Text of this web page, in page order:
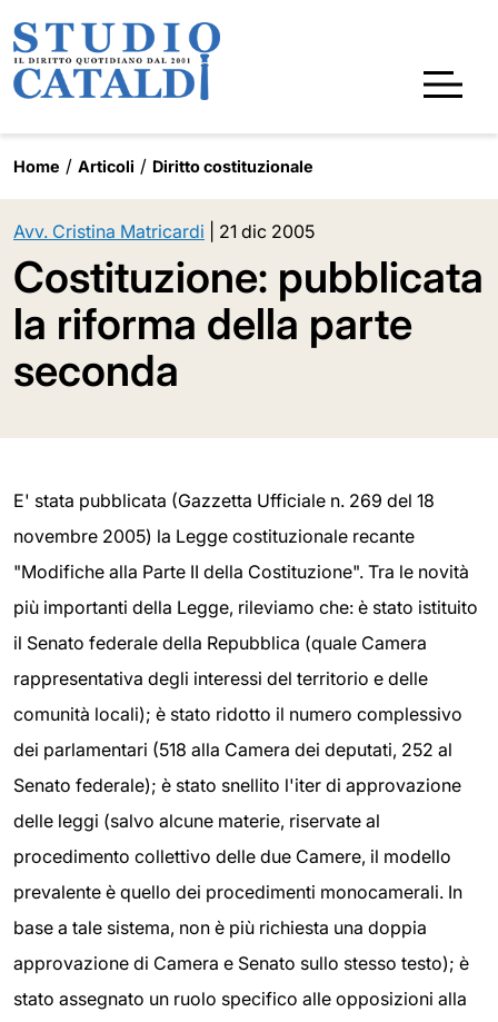
Home Articoli Diritto costituzionale
Avv. Cristina Matricardi 21 dic 2005
Costituzione: pubblicata
la riforma della parte
seconda
E' stata pubblicata (Gazzetta Ufficiale n. 269 del 18
novembre 2005) la Legge costituzionale recante
"Modifiche alla Parte II della Costituzione". Tra le novità
più importanti della Legge, rileviamo che: è stato istituito
il Senato federale della Repubblica (quale Camera
rappresentativa degli interessi del territorio e delle
comunità locali); è stato ridotto il numero complessivo
dei parlamentari (518 alla Camera dei deputati, 252 al
Senato federale); è stato snellito l'iter di approvazione
delle leggi (salvo alcune materie, riservate al
procedimento collettivo delle due Camere, il modello
prevalente è quello dei procedimenti monocamerali. In
base a tale sistema, non è più richiesta una doppia
approvazione di Camera e Senato sullo stesso testo); è
stato assegnato un ruolo specifico alle opposizioni alla